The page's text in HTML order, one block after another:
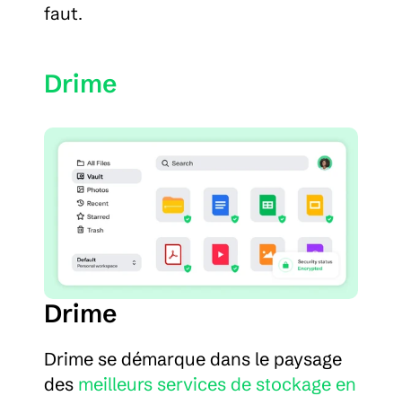
faut.
Drime
Drime
Drime se démarque dans le paysage
des meilleurs services de stockage en